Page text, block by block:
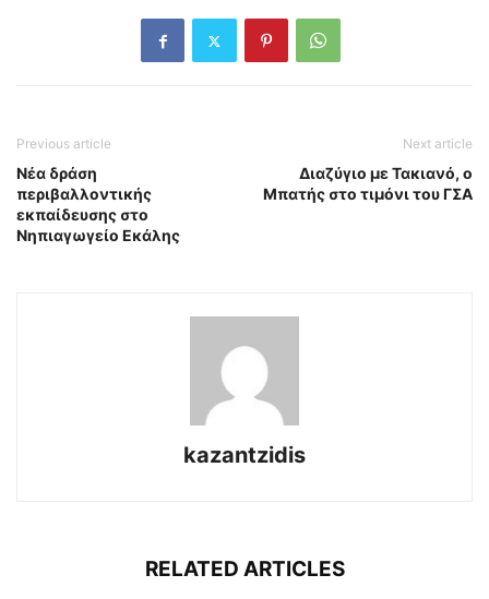
Previous article
Νέα δράση
περιβαλλοντικής
εκπαίδευσης στο
Νηπιαγωγείο Εκάλης
Next article
Διαζύγιο με Τακιανό, ο
Μπατής στο τιμόνι του ΓΣΑ
kazantzidis
RELATED ARTICLES